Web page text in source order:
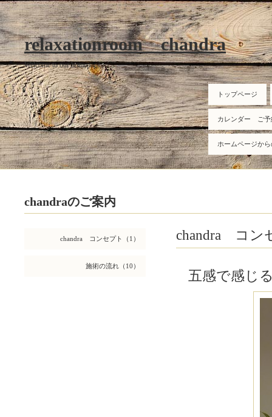
relaxationroom chandra
Welcome to our homepage
トップページ
カレンダー ご予
ホームページか
chandra コンセプト（1）
施術の流れ（10）
chandraのご案内
chandra コン
五感で感じ